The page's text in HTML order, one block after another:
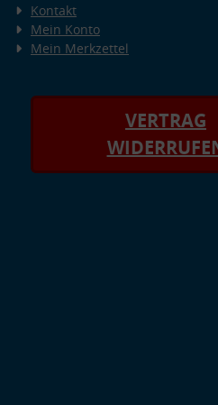
Kontakt
Mein Konto
Mein Merkzettel
VERTRAG